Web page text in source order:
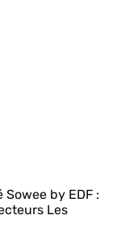
by EDF :
Les